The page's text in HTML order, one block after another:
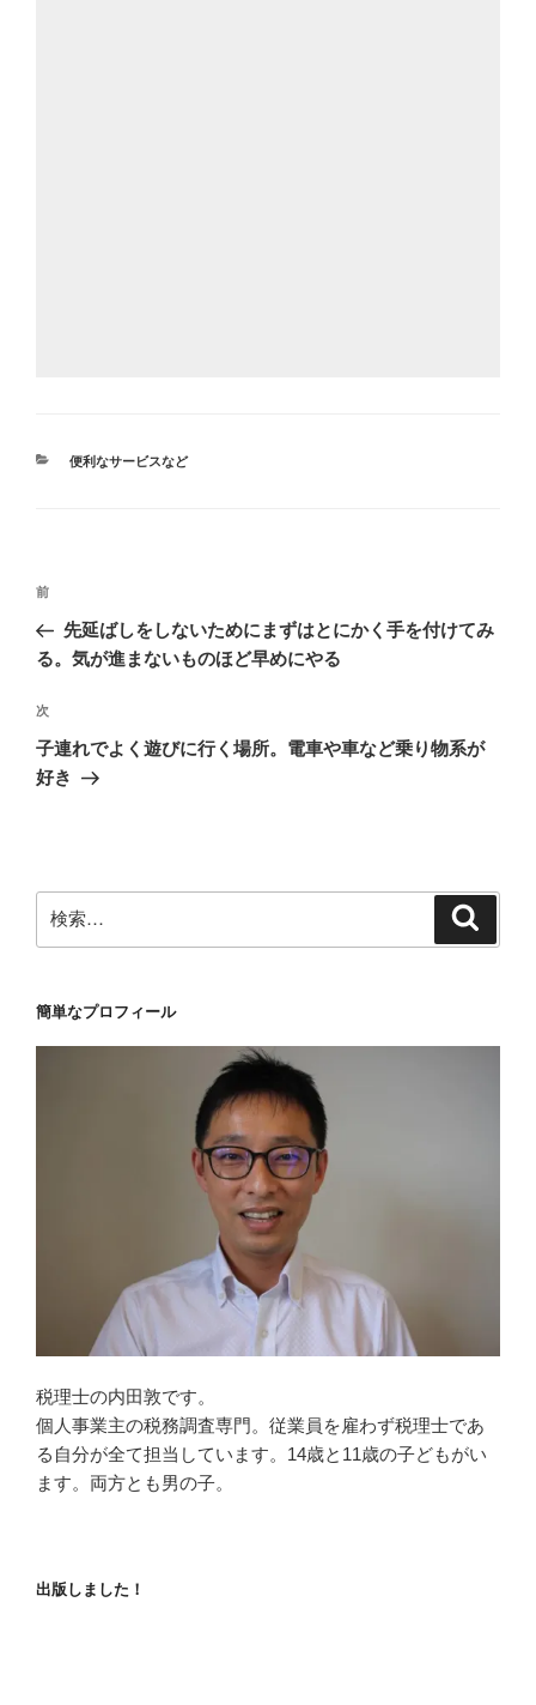
カ
便利なサービスなど
投
ナ
ゲ
ー
シ
前
の
投
前
先延ばしをしないためにまずはとにかく手を付けてみ
る。気が進まないものほど早めにやる
次
の
投
次
子連れでよく遊びに行く場所。電車や車など乗り物系が
好き
索:
簡単なプロフィール
税理士の内田敦です。
個人事業主の税務調査専門。従業員を雇わず税理士であ
る自分が全て担当しています。14歳と11歳の子どもがい
ます。両方とも男の子。
出版しました！